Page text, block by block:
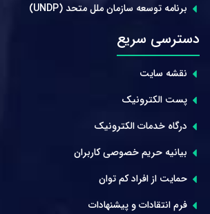
برنامه توسعه سازمان ملل متحد (UNDP)
دسترسی سریع
نقشه سایت
پست الکترونیک
درگاه خدمات الکترونیک
بیانیه حریم خصوصی کاربران
حمایت از افراد کم توان
فرم انتقادات و پیشنهادات